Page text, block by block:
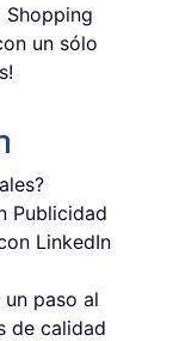
un sólo
Publicidad
LinkedIn
paso al
de calidad